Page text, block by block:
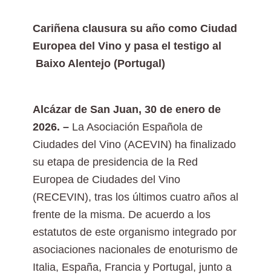
Cariñena clausura su año como Ciudad
Europea del Vino y pasa el testigo al
Baixo Alentejo (Portugal)
Alcázar de San Juan, 30 de enero de
2026. – La Asociación Española de
Ciudades del Vino (ACEVIN) ha finalizado
su etapa de presidencia de la Red
Europea de Ciudades del Vino
(RECEVIN), tras los últimos cuatro años al
frente de la misma. De acuerdo a los
estatutos de este organismo integrado por
asociaciones nacionales de enoturismo de
Italia, España, Francia y Portugal, junto a